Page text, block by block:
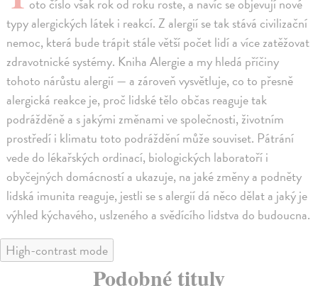
typy alergických látek i reakcí. Z alergií se tak stává civilizační
nemoc, která bude trápit stále větší počet lidí a více zatěžovat
zdravotnické systémy. Kniha Alergie a my hledá příčiny
tohoto nárůstu alergií — a zároveň vysvětluje, co to přesně
alergická reakce je, proč lidské tělo občas reaguje tak
podrážděně a s jakými změnami ve společnosti, životním
prostředí i klimatu toto podráždění může souviset. Pátrání
vede do lékařských ordinací, biologických laboratoří i
obyčejných domácností a ukazuje, na jaké změny a podněty
lidská imunita reaguje, jestli se s alergií dá něco dělat a jaký je
výhled kýchavého, uslzeného a svědícího lidstva do budoucna.
High-contrast mode
Podobné tituly